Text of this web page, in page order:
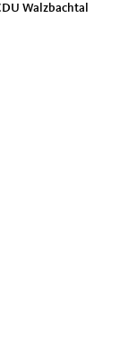
Walzbachtal